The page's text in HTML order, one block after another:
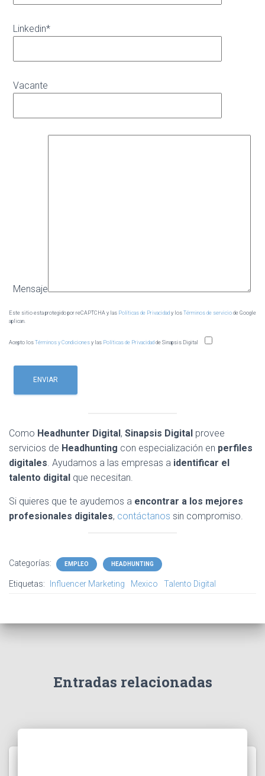
Linkedin*
Vacante
Mensaje
Este sitio esta protegido por reCAPTCHA y las Políticas de Privacidad y los Términos de servicio de Google
aplican.
Acepto los Términos y Condiciones y las Políticas de Privacidad de Sinapsis Digital
Como Headhunter Digital , Sinapsis Digital provee
servicios de Headhunting con especialización en perfiles
digitales. Ayudamos a las empresas a identificar el
talento digital que necesitan.
Si quieres que te ayudemos a encontrar a los mejores
profesionales digitales, contáctanos sin compromiso.
Categorías: EMPLEO HEADHUNTING
Etiquetas: Influencer Marketing Mexico Talento Digital
Entradas relacionadas